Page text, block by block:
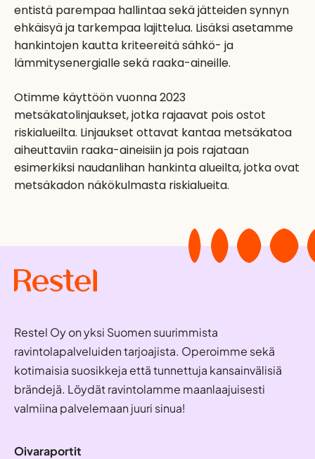
entistä parempaa hallintaa sekä jätteiden synnyn
ehkäisyä ja tarkempaa lajittelua. Lisäksi asetamme
hankintojen kautta kriteereitä sähkö- ja
lämmitysenergialle sekä raaka-aineille.
Otimme käyttöön vuonna 2023
metsäkatolinjaukset, jotka rajaavat pois ostot
riskialueilta. Linjaukset ottavat kantaa metsäkatoa
aiheuttaviin raaka-aineisiin ja pois rajataan
esimerkiksi naudanlihan hankinta alueilta, jotka ovat
metsäkadon näkökulmasta riskialueita.
Restel Oy on yksi Suomen suurimmista
ravintolapalveluiden tarjoajista. Operoimme sekä
kotimaisia suosikkeja että tunnettuja kansainvälisiä
brändejä. Löydät ravintolamme maanlaajuisesti
valmiina palvelemaan juuri sinua!
Oivaraportit